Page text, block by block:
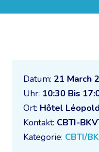
Datum: 21 March
Uhr: 10:30 Bis
Ort: Hôtel
Kontakt: CBTI-
Kategorie: CBTI/